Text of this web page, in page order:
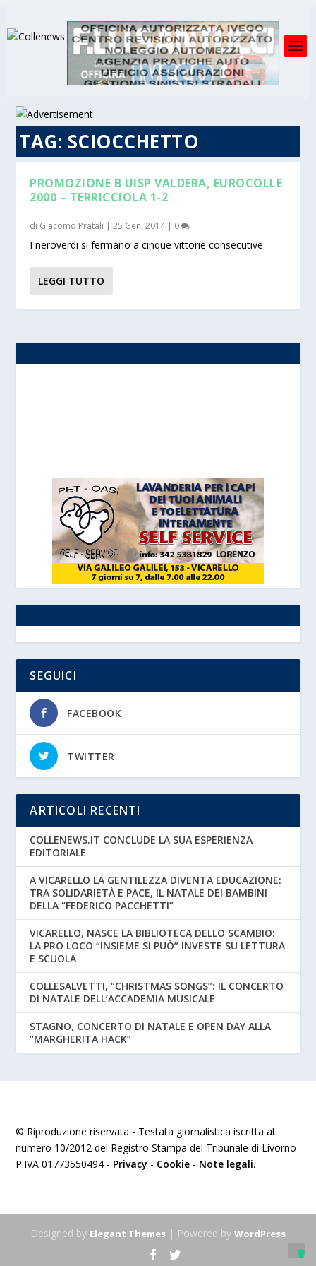
TAG: SCIOCCHETTO
PROMOZIONE B UISP VALDERA, EUROCOLLE
2000 – TERRICCIOLA 1-2
di Giacomo Pratali |25 Gen, 2014| 0
I neroverdi si fermano a cinque vittorie consecutive
LEGGI TUTTO
SEGUICI
FACEBOOK
TWITTER
ARTICOLI RECENTI
COLLENEWS.IT CONCLUDE LA SUA ESPERIENZA
EDITORIALE
A VICARELLO LA GENTILEZZA DIVENTA EDUCAZIONE:
TRA SOLIDARIETÀ E PACE, IL NATALE DEI BAMBINI
DELLA “FEDERICO PACCHETTI”
VICARELLO, NASCE LA BIBLIOTECA DELLO SCAMBIO:
LA PRO LOCO “INSIEME SI PUÒ” INVESTE SU LETTURA
E SCUOLA
COLLESALVETTI, “CHRISTMAS SONGS”: IL CONCERTO
DI NATALE DELL’ACCADEMIA MUSICALE
STAGNO, CONCERTO DI NATALE E OPEN DAY ALLA
“MARGHERITA HACK”
© Riproduzione riservata - Testata giornalistica iscritta al
numero 10/2012 del Registro Stampa del Tribunale di Livorno
P.IVA 01773550494 - Privacy - Cookie - Note legali.
Designed by Elegant Themes | Powered by WordPress